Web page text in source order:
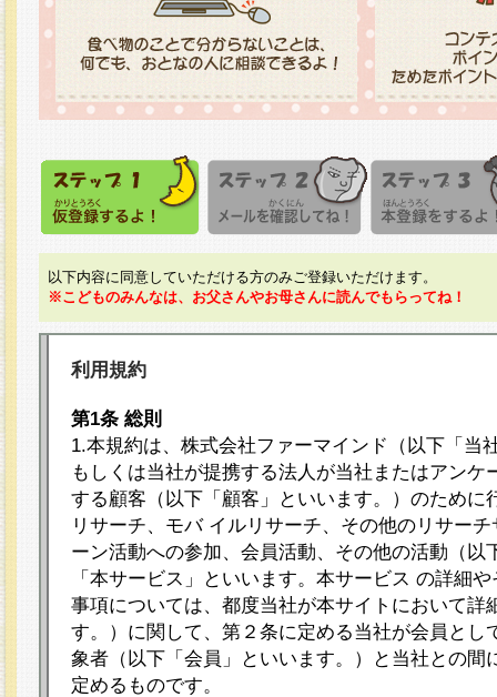
以下内容に同意していただける方のみご登録いただけます。
※こどものみんなは、お父さんやお母さんに読んでもらってね！
利用規約
第1条 総則
1.本規約は、株式会社ファーマインド（以下「当
もしくは当社が提携する法人が当社またはアンケ
する顧客（以下「顧客」といいます。）のために
リサーチ、モバ イルリサーチ、その他のリサー
ーン活動への参加、会員活動、その他の活動（以
「本サービス」といいます。本サービス の詳細
事項については、都度当社が本サイトにおいて詳
す。）に関して、第２条に定める当社が会員とし
象者（以下「会員」といいます。）と当社との間
定めるものです。